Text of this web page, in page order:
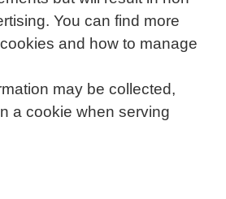
You can find more
and how to manage
may be collected,
a cookie when serving